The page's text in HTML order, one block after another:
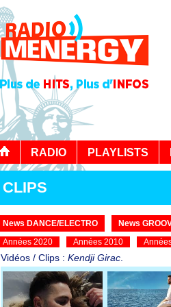
RADIO PLAYLISTS
CLIPS
News DANCE/ELECTRO News
Années 2020
Années 2010
Vidéos / Clips : Kendji Girac